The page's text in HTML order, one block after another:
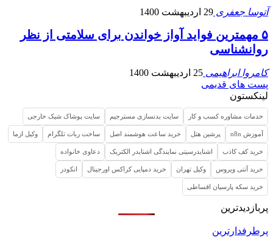
آتوسا جعفری 29 اردیبهشت 1400
۵ مهمترین فواید آواز خواندن برای سلامتی از نظر
روانشناسی
کامروا ابراهیمی 25 اردیبهشت 1400
پست های قدیمی
لینکستون
خدمات مشاوره کسب و کار سایت بدنسازی مسترجیم سایت پوشاک شیک خارجی
آموزش n8n پرشین هتل خرید ساعت هوشمند اصل ساخت ربات تلگرام وکیل ازما
خرید کف کاذب اشنایدرسیتی نمایندگی اشنایدر الکتریک دعاوی خانواده
خرید آنتی ویروس وکیل تهران خرید دمپایی کراکس اورجینال انکودر
خرید سکه پارسیان اقساطی
پربازدیدترین
پرطرفدارترین